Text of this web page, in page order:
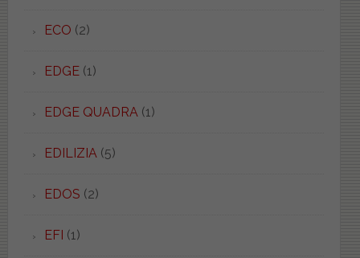
ECO (2)
EDGE(1)
EDGE QUADRA (1)
EDILIZIA (5)
EDOS (2)
EFI (1)